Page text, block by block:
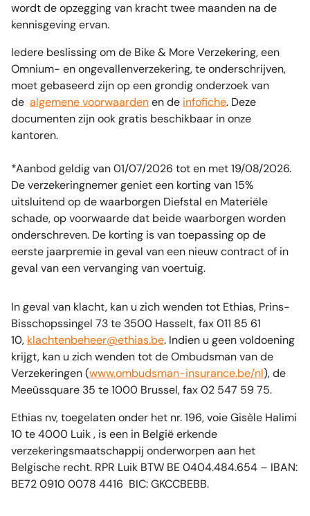
wordt de opzegging van kracht twee maanden na de
kennisgeving ervan.
Iedere beslissing om de Bike & More Verzekering, een
Omnium- en ongevallenverzekering, te onderschrijven,
moet gebaseerd zijn op een grondig onderzoek van
de algemene voorwaardenen de infofiche. Deze
documenten zijn ook gratis beschikbaar in onze
kantoren.
*Aanbod geldig van 01/07/2026 tot en met 19/08/2026.
De verzekeringnemer geniet een korting van 15%
uitsluitend op de waarborgen Diefstal en Materiële
schade, op voorwaarde dat beide waarborgen worden
onderschreven. De korting is van toepassing op de
eerste jaarpremie in geval van een nieuw contract of in
geval van een vervanging van voertuig.
In geval van klacht, kan u zich wenden tot Ethias, Prins-
Bisschopssingel 73 te 3500 Hasselt, fax 011 85 61
10, klachtenbeheer@ethias.be. Indien u geen voldoening
krijgt, kan u zich wenden tot de Ombudsman van de
Verzekeringen (www.ombudsman-insurance.be/nl), de
Meeûssquare 35 te 1000 Brussel, fax 02 547 59 75.
Ethias nv, toegelaten onder het nr. 196, voie Gisèle Halimi
10 te 4000 Luik , is een in België erkende
verzekeringsmaatschappij onderworpen aan het
Belgische recht. RPR Luik BTW BE 0404.484.654 – IBAN:
BE72 0910 0078 4416 BIC: GKCCBEBB.